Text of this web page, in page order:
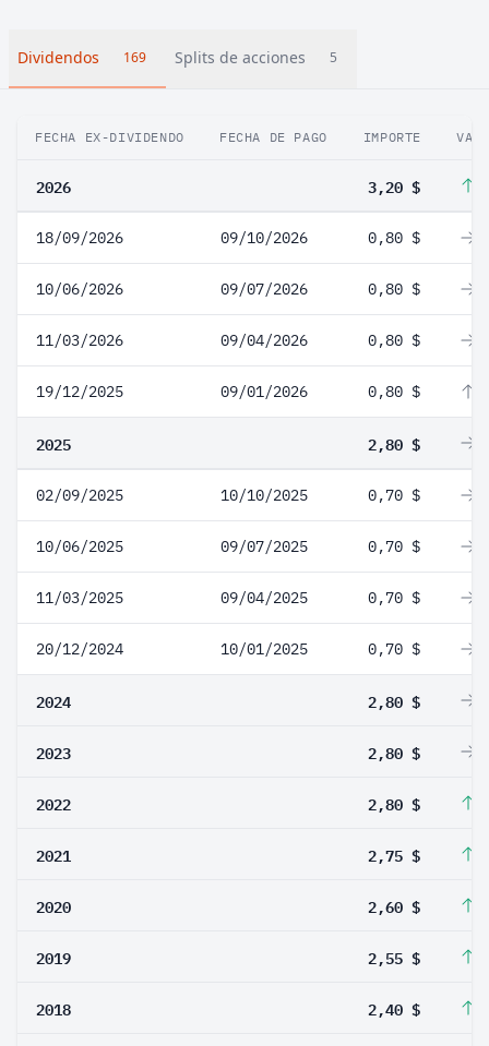
Dividendos 169 Splits de acciones 5
FECHA EX-DIVIDENDO FECHA DE PAGO IMPORTE
2026 3,20 $
18/09/2026 09/10/2026 0,80 $
10/06/2026 09/07/2026 0,80 $
11/03/2026 09/04/2026 0,80 $
19/12/2025 09/01/2026 0,80 $
2025 2,80 $
02/09/2025 10/10/2025 0,70 $
10/06/2025 09/07/2025 0,70 $
11/03/2025 09/04/2025 0,70 $
20/12/2024 10/01/2025 0,70 $
2024 2,80 $
2023 2,80 $
2022 2,80 $
2021 2,75 $
2020 2,60 $
2019 2,55 $
2018 2,40 $